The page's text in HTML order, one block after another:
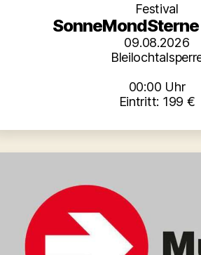
Festival
09.08.2026
00:00 Uhr
Eintritt: 199 €